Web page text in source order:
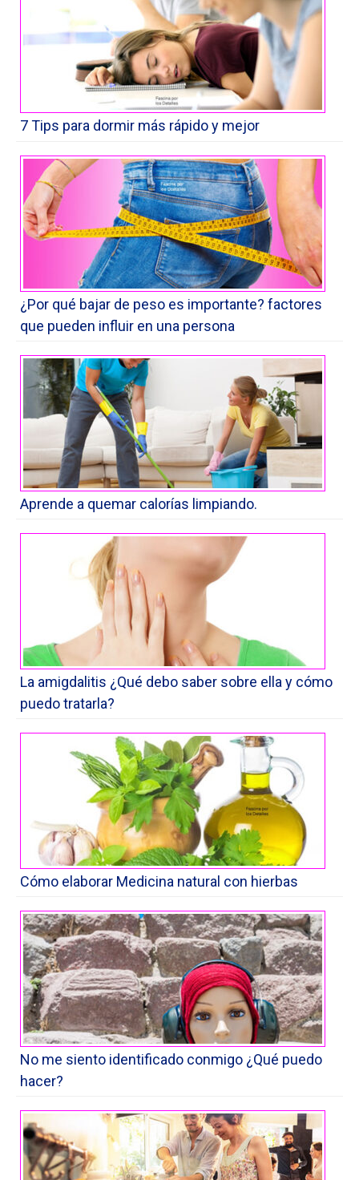
7 Tips para dormir más rápido y mejor
¿Por qué bajar de peso es importante? factores
que pueden influir en una persona
Aprende a quemar calorías limpiando.
La amigdalitis ¿Qué debo saber sobre ella y cómo
puedo tratarla?
Cómo elaborar Medicina natural con hierbas
No me siento identificado conmigo ¿Qué puedo
hacer?